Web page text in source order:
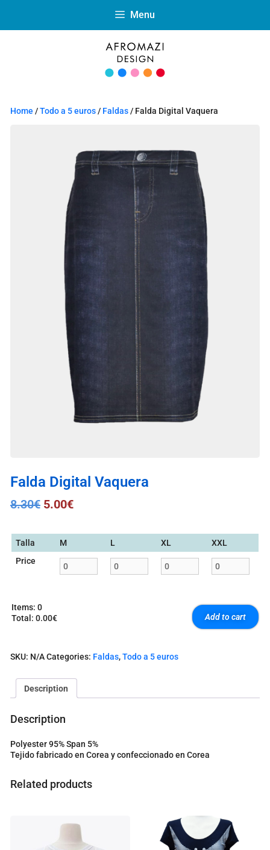
Menu
Home /Todo a 5 euros/ Faldas/ Falda Digital Vaquera
Falda Digital Vaquera
8.30€ 5.00€
Talla M L XL
XXL
Price
Items: 0
Total : 0.00€
e
o
t
o
a
Add to cart
SKU: N/ACategories: Faldas,Todo a 5 euros
Description
Description
Polyester 95% Span 5%
Tejido fabricado en Corea y confeccionado en Corea
Related products